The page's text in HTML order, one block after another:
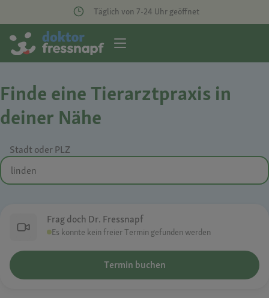
Täglich von 7-24 Uhr geöffnet
Finde eine Tierarztpraxis in
deiner Nähe
Stadt oder PLZ
Frag doch Dr. Fressnapf
Es konnte kein freier Termin gefunden werden
Termin buchen